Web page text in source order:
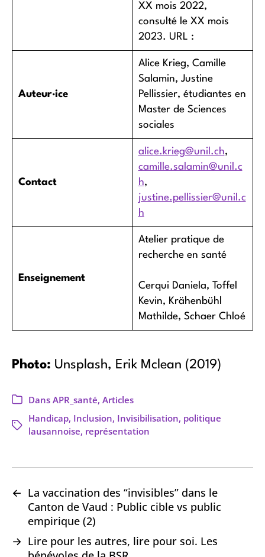
XX mois 2022,
consulté le XX mois
2023. URL :
Auteur·ice
Alice Krieg, Camille
Salamin, Justine
Pellissier, étudiantes en
Master de Sciences
sociales
Contact
alice.krieg@unil.ch,
camille.salamin@unil.c
h,
justine.pellissier@unil.c
h
Enseignement
Atelier pratique de
recherche en santé
Cerqui Daniela, Toffel
Kevin, Krähenbühl
Mathilde, Schaer Chloé
Photo: Unsplash, Erik Mclean (2019)
Dans APR_santé, Articles
Handicap, Inclusion, Invisibilisation, politique
lausannoise, représentation
← La vaccination des “invisibles” dans le
Canton de Vaud : Public cible vs public
empirique (2)
→ Lire pour les autres, lire pour soi. Les